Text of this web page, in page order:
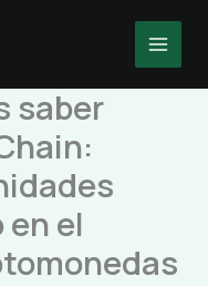
saber
el